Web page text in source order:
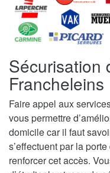
Sécurisation
Francheleins
Faire appel aux
vous permettre
domicile car il faut
s’effectuent par la
renforcer cet accès.